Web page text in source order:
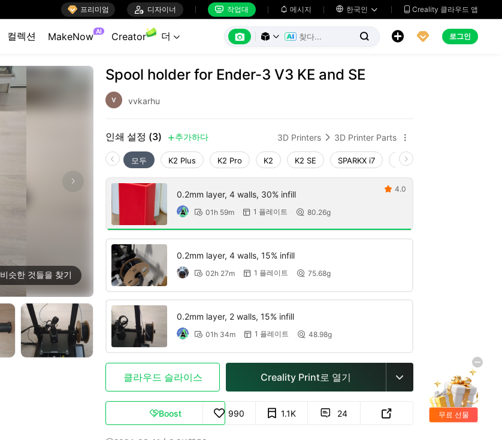
 프리미엄  디자이너  작업대  메시지  한국인   Creality 클라우드 앱
컬렉션 MakeNow AI Creator 더        로그인
비슷한 것들을 찾기
Spool holder for Ender-3 V3 KE and SE
vvkarhu
인쇄 설정 (3)  추가하다 3D Printers  3D Printer Parts 
모두 K2 Plus K2 Pro K2 K2 SE SPARKX i7 Creality Hi
0.2mm layer, 4 walls, 30% infill
 01h 59m  1 플레이트  80.26g
 4.0
0.2mm layer, 4 walls, 15% infill
 02h 27m  1 플레이트  75.68g
0.2mm layer, 2 walls, 15% infill
 01h 34m  1 플레이트  48.98g
클라우드 슬라이스 Creality Print로 열기 
Boost 990 1.1K  24  무료 선물